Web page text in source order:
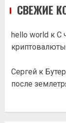
СВЕЖИЕ
hello world к С
криптовалюты
Сергей к
после